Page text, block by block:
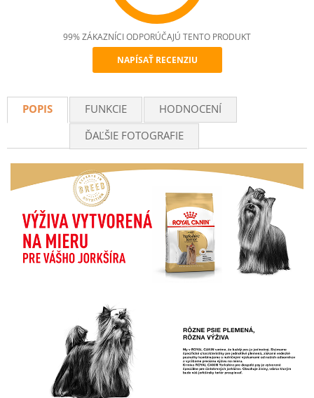
Recommend
99% ZÁKAZNÍCI ODPORÚČAJÚ TENTO PRODUKT
NAPÍSAŤ RECENZIU
POPIS FUNKCIE
HODNOCENÍ
ĎAĽŠIE FOTOGRAFIE